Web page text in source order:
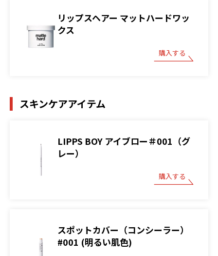
リップスヘアー マットハードワッ
クス
購入する
スキンケアアイテム
LIPPS BOY アイブロー＃001（グ
レー）
購入する
スポットカバー（コンシーラー）
#001 (明るい肌色)